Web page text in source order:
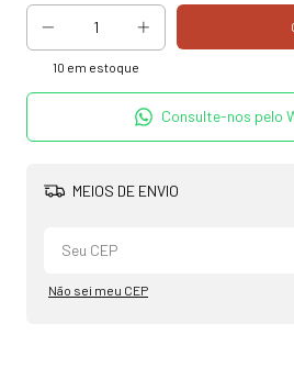
10 em estoque
Consulte-nos pelo
MEIOS DE ENVIO
Não sei meu CEP